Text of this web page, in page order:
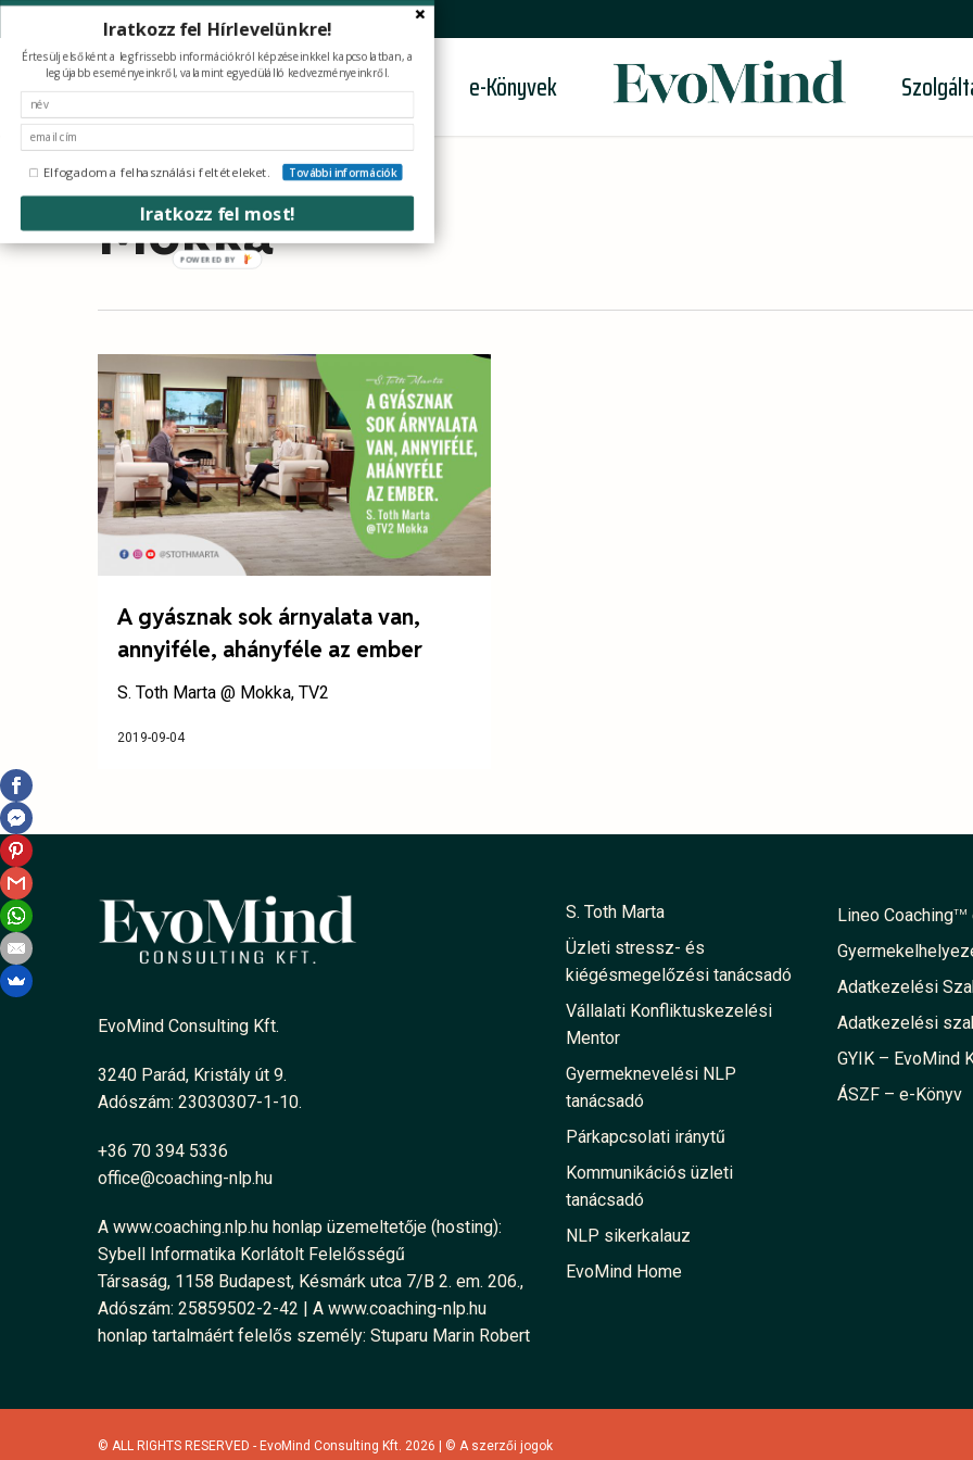
Skip
to
main
content
facebookyoutubeinstagramtiktok
Képzések e-Könyvek
Tag
Mokka
A gyásznak sok árnyalata van,
annyiféle, ahányféle az ember
S. Toth Marta @ Mokka, TV2
2019-09-04
EvoMind Consulting Kft.
3240 Parád, Kristály út 9.
Adószám: 23030307-1-10.
+36 70 394 5336
office@coaching-nlp.hu
A www.coaching.nlp.hu honlap üzemeltetője (hosting):
Sybell Informatika Korlátolt Felelősségű
Társaság, 1158 Budapest, Késmárk utca 7/B 2. em. 206.,
Adószám: 25859502-2-42 | A www.coaching-nlp.hu
honlap tartalmáért felelős személy: Stuparu Marin Robert
S. Toth Marta
Üzleti stressz- és
kiégésmegelőzési tanácsadó
Vállalati Konfliktuskezelési
Mentor
Gyermeknevelési NLP
tanácsadó
Párkapcsolati iránytű
Kommunikációs üzleti
tanácsadó
NLP sikerkalauz
EvoMind Home
Lineo CoachingTM
Adatkezelési
Adatkezelési
GYIK – EvoMind
ÁSZF – e-Könyv
© ALL RIGHTS RESERVED - EvoMind Consulting Kft. 2026 | © A szerzői jogok
Iratkozz fel Hírlevelünkre!
Értesülj elsőként a legfrissebb információkról képzéseinkkel kapcsolatban, a
legújabb eseményeinkről, valamint egyedülálló kedvezményeinkről.
Iratkozz fel most!
Elfogadom a felhasználási feltételeket. További információk